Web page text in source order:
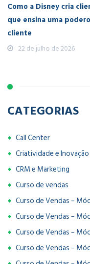
Como a Disney cria
que ensina uma
cliente
22 de julho de 2026
CATEGORIAS
Call Center
Criatividade e Inovação
CRM e Marketing
Curso de vendas
Curso de Vendas –
Curso de Vendas –
Curso de Vendas –
Curso de Vendas –